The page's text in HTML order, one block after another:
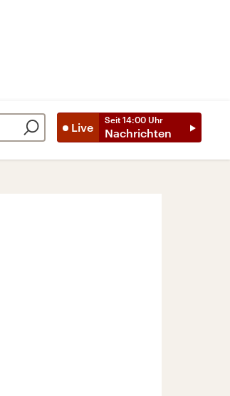
Live
Seit 14:00 Uhr
Nachrichten